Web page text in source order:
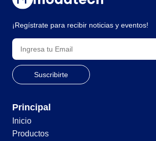
¡Regístrate para recibir noticias y eventos!
Principal
Inicio
Productos